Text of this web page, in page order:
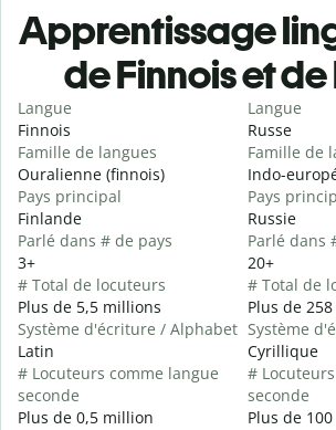
Apprentissage
de Finnois et de
Langue
Finnois
Famille de langues
Ouralienne (finnois)
Pays principal
Finlande
Parlé dans # de pays
3+
# Total de locuteurs
Plus de 5,5 millions
Système d'écriture / Alphabet
Latin
# Locuteurs comme langue
seconde
Plus de 0,5 million
Langue
Russe
Famille de
Indo-
Pays
Russie
Parlé dans
20+
# Total de
Plus de
Système
Cyrillique
#
seconde
Plus de